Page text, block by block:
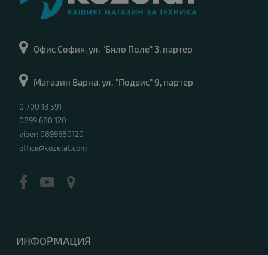
Офис София, ул. "Бяло Поле" 3, партер
Магазин Варна, ул. "Подвис" 9, партер
0 700 13 591
0899 680 120
viber: 0899680120
office@kozelat.com
ИНФОРМАЦИЯ